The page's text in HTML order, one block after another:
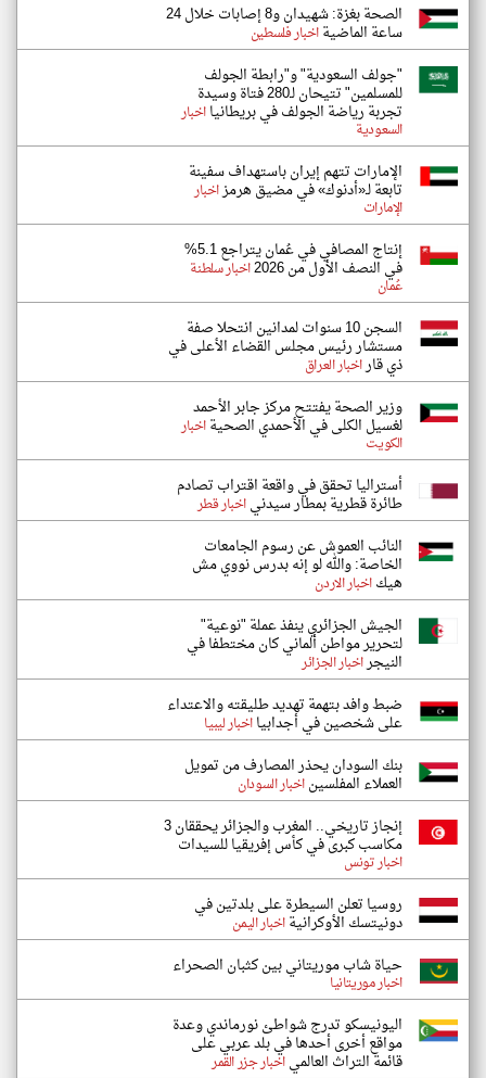
الصحة بغزة: شهيدان و8 إصابات خلال 24
ساعة الماضيةاخبار فلسطين
"جولف السعودية" و"رابطة الجولف
للمسلمين" تتيحان لـ280 فتاة وسيدة
تجربة رياضة الجولف في بريطانيااخبار
السعودية
الإمارات تتهم إيران باستهداف سفينة
تابعة لـ«أدنوك» في مضيق هرمزاخبار
الإمارات
إنتاج المصافي في عُمان يتراجع 5.1%
في النصف الأول من 2026 اخبار سلطنة
عُمان
السجن 10 سنوات لمدانين انتحلا صفة
مستشار رئيس مجلس القضاء الأعلى في
ذي قاراخبار العراق
وزير الصحة يفتتح مركز جابر الأحمد
لغسيل الكلى في الأحمدي الصحيةاخبار
الكويت
أستراليا تحقق في واقعة اقتراب تصادم
طائرة قطرية بمطار سيدنياخبار قطر
النائب العموش عن رسوم الجامعات
الخاصة: والله لو إنه بدرس نووي مش
هيكاخبار الاردن
الجيش الجزائري ينفذ عملة "نوعية"
لتحرير مواطن ألماني كان مختطفا في
النيجراخبار الجزائر
ضبط وافد بتهمة تهديد طليقته والاعتداء
على شخصين في أجدابيااخبار ليبيا
بنك السودان يحذر المصارف من تمويل
العملاء المفلسيناخبار السودان
إنجاز تاريخي.. المغرب والجزائر يحققان 3
مكاسب كبرى في كأس إفريقيا للسيدات
اخبار تونس
روسيا تعلن السيطرة على بلدتين في
دونيتسك الأوكرانيةاخبار اليمن
حياة شاب موريتاني بين كثبان الصحراء
اخبار موريتانيا
اليونيسكو تدرج شواطئ نورماندي وعدة
مواقع أخرى أحدها في بلد عربي على
قائمة التراث العالمياخبار جزر القمر